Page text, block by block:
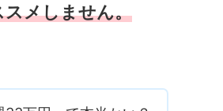
メしません。